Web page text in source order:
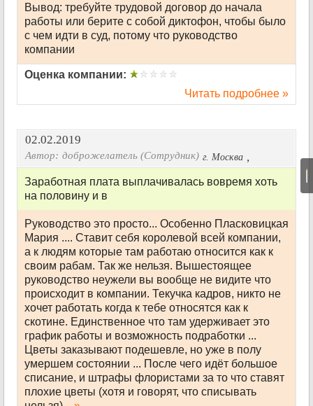
|
Вывод: требуйте трудовой договор до начала
работы или берите с собой диктофон, чтобы было
с чем идти в суд, потому что руководство
компании
Оценка компании:
Читать подробнее »
02.02.2019
Автор: доброжелатель (Сотрудник) ,
г. Москва
Заработная плата выплачивалась вовремя хоть
на половину и в
Руководство это просто... Особенно Пласковицкая
Мария .... Ставит себя королевой всей компании,
а к людям которые там работаю относится как к
своим рабам. Так же нельзя. Вышестоящее
руководство неужели вы вообще не видите что
происходит в компании. Текучка кадров, никто не
хочет работать когда к тебе относятся как к
скотине. Единственное что там удерживает это
график работы и возможность подработки ...
Цветы заказывают подешевле, но уже в полу
умершем состоянии ... После чего идёт большое
списание, и штрафы флористами за то что ставят
плохие цветы (хотя и говорят, что списывать